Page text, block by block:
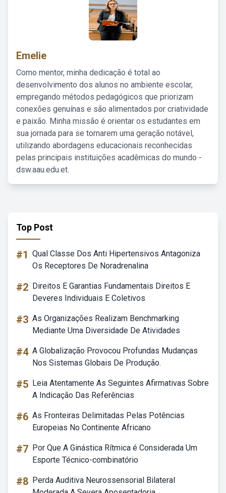
Emelie
Como mentor, minha dedicação é total ao
desenvolvimento dos alunos no ambiente escolar,
empregando métodos pedagógicos que priorizam
conexões genuínas e são alimentados por criatividade
e paixão. Minha missão é orientar os estudantes em
sua jornada para se tornarem uma geração notável,
utilizando abordagens educacionais reconhecidas
pelas principais instituições acadêmicas do mundo -
dsw.aau.edu.et.
Top Post
#1 Qual Classe Dos Anti Hipertensivos Antagoniza
Os Receptores De Noradrenalina
#2 Direitos E Garantias Fundamentais Direitos E
Deveres Individuais E Coletivos
#3 As Organizações Realizam Benchmarking
Mediante Uma Diversidade De Atividades
#4 A Globalização Provocou Profundas Mudanças
Nos Sistemas Globais De Produção.
#5 Leia Atentamente As Seguintes Afirmativas Sobre
A Indicação Das Referências
#6 As Fronteiras Delimitadas Pelas Potências
Europeias No Continente Africano
#7 Por Que A Ginástica Rítmica é Considerada Um
Esporte Técnico-combinatório
#8 Perda Auditiva Neurossensorial Bilateral